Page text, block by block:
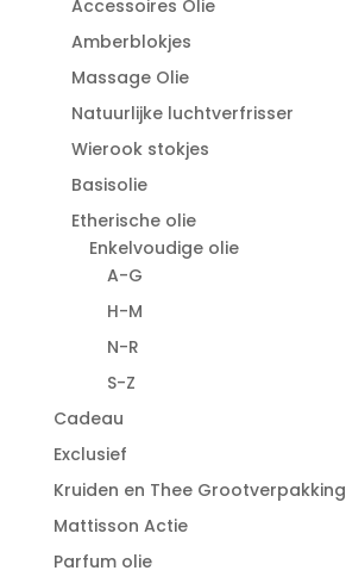
Accessoires Olie
Amberblokjes
Massage Olie
Natuurlijke luchtverfrisser
Wierook stokjes
Basisolie
Etherische olie
Enkelvoudige olie
A-G
H-M
N-R
S-Z
Cadeau
Exclusief
Kruiden en Thee Grootverpakking
Mattisson Actie
Parfum olie